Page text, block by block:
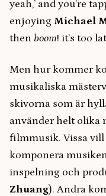
yeah,’ and you’re
enjoying Michael
then boom! it’s too
Men hur kommer
musikaliska
skivorna som är
använder helt olika
filmmusik. Vissa vill
komponera
inspelning och
Zhuang). Andra